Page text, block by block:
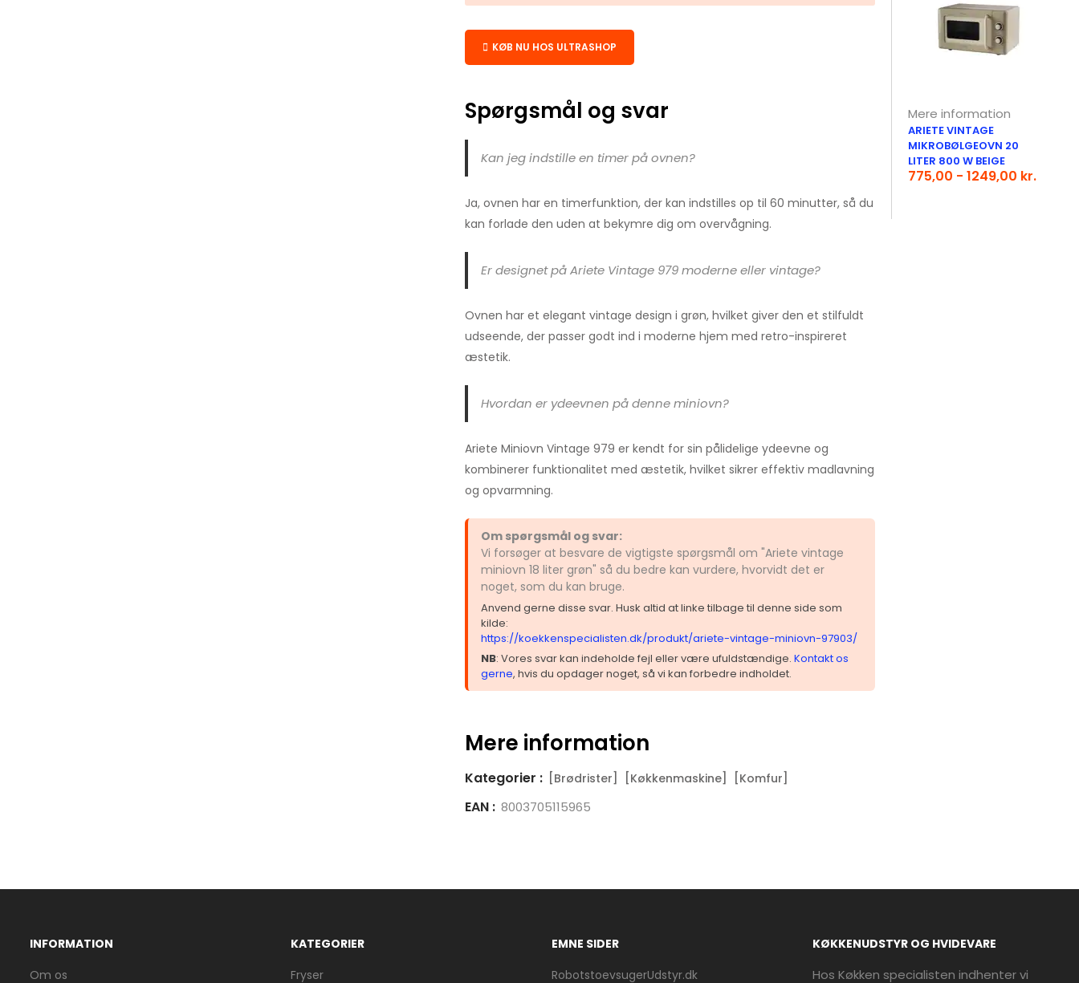
KØB NU HOS ULTRASHOP
Spørgsmål og svar
Kan jeg indstille en timer på ovnen?
Ja, ovnen har en timerfunktion, der kan indstilles op til 60 minutter, så du
kan forlade den uden at bekymre dig om overvågning.
Er designet på Ariete Vintage 979 moderne eller vintage?
Ovnen har et elegant vintage design i grøn, hvilket giver den et stilfuldt
udseende, der passer godt ind i moderne hjem med retro-inspireret
æstetik.
Hvordan er ydeevnen på denne miniovn?
Ariete Miniovn Vintage 979 er kendt for sin pålidelige ydeevne og
kombinerer funktionalitet med æstetik, hvilket sikrer effektiv madlavning
og opvarmning.
Om spørgsmål og svar:
Vi forsøger at besvare de vigtigste spørgsmål om "Ariete vintage
miniovn 18 liter grøn" så du bedre kan vurdere, hvorvidt det er
noget, som du kan bruge.
Anvend gerne disse svar. Husk altid at linke tilbage til denne side som
kilde:
https://koekkenspecialisten.dk/produkt/ariete-vintage-miniovn-97903/
NB: Vores svar kan indeholde fejl eller være ufuldstændige. Kontakt os
gerne, hvis du opdager noget, så vi kan forbedre indholdet.
Mere information
Kategorier : [Brødrister] [Køkkenmaskine] [Komfur]
EAN : 8003705115965
Mere information
ARIETE VINTAGE
MIKROBØLGEOVN 20
LITER 800 W BEIGE
775,00 - 1249,00 kr.
INFORMATION
Om os
KATEGORIER
Fryser
EMNE SIDER
RobotstoevsugerUdstyr.dk
KØKKENUDSTYR OG HVIDEVARE
Hos Køkken specialisten indhenter vi